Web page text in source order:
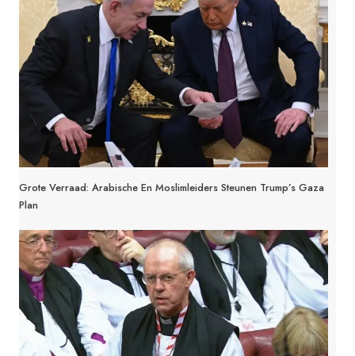
Grote Verraad: Arabische En Moslimleiders Steunen Trump’s Gaza
Plan